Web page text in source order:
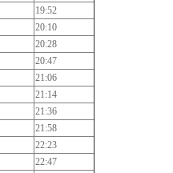
19:52
20:10
20:28
20:47
21:06
21:14
21:36
21:58
22:23
22:47